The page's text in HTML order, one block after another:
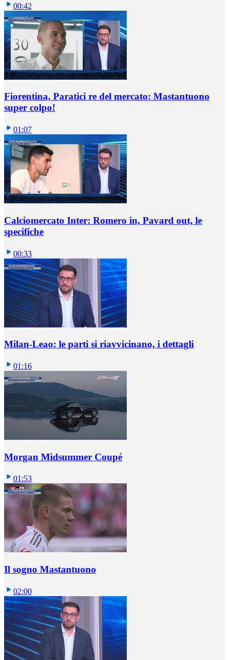
00:42
Fiorentina, Paratici re del mercato: Mastantuono
super colpo!
01:07
Calciomercato Inter: Romero in, Pavard out, le
specifiche
00:33
Milan-Leao: le parti si riavvicinano, i dettagli
01:16
Morgan Midsummer Coupé
01:53
Il sogno Mastantuono
02:00